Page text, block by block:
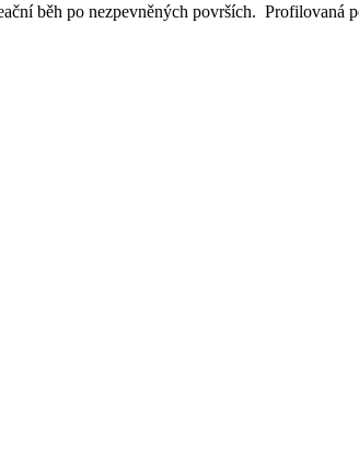
běh po nezpevněných površích.